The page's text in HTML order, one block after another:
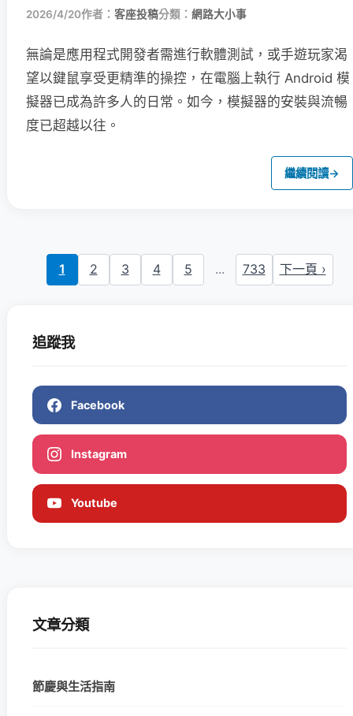
2026/4/20作者： 客座投稿分類： 網路大小事
無論是應用程式開發者需進行軟體測試，或手遊玩家渴
望以鍵鼠享受更精準的操控，在電腦上執行 Android 模
擬器已成為許多人的日常。如今，模擬器的安裝與流暢
度已超越以往。
繼續閱讀→
1 2 3 4 5 ... 733 下一頁 ›
追蹤我
Facebook
Instagram
Youtube
文章分類
節慶與生活指南